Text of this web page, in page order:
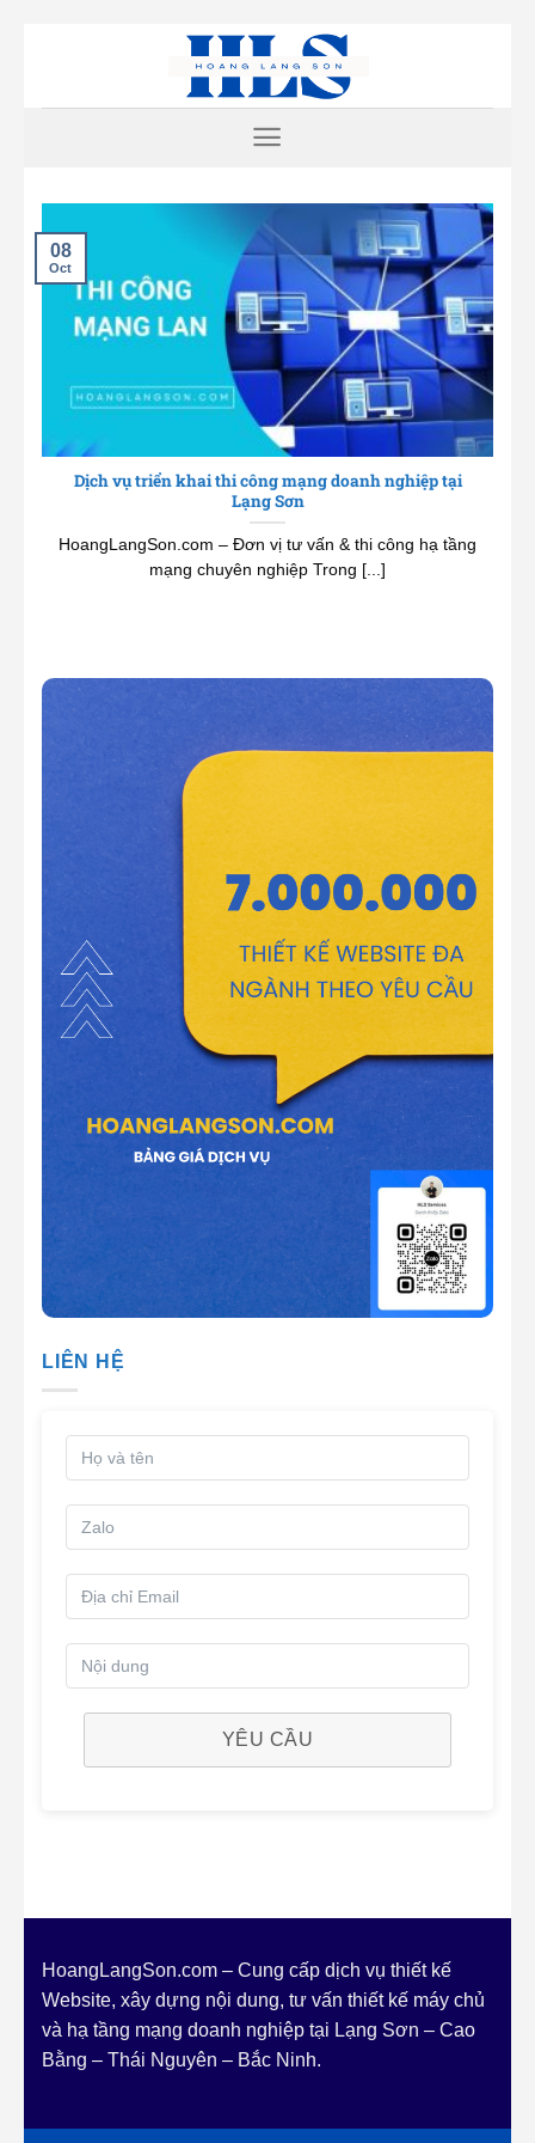
Dịch vụ triển khai thi công mạng doanh nghiệp tại
Lạng Sơn
HoangLangSon.com – Đơn vị tư vấn & thi công hạ tầng
mạng chuyên nghiệp Trong [...]
08
Oct
LIÊN HỆ
YÊU CẦU
HoangLangSon.com – Cung cấp dịch vụ thiết kế
Website, xây dựng nội dung, tư vấn thiết kế máy chủ
và hạ tầng mạng doanh nghiệp tại Lạng Sơn – Cao
Bằng – Thái Nguyên – Bắc Ninh.